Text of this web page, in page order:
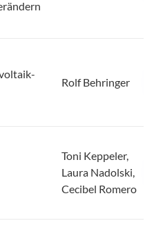
Rolf Behringer
Toni Keppeler,
Laura Nadolski,
Cecibel Romero